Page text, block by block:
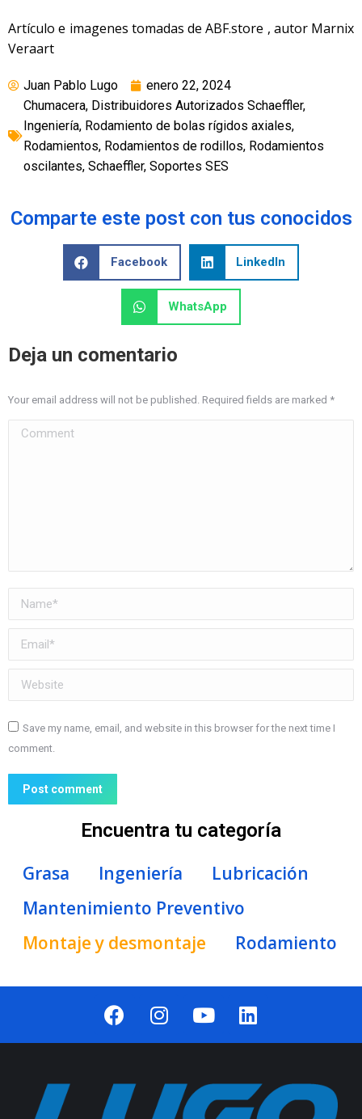
Artículo e imagenes tomadas de ABF.store , autor Marnix
Veraart
Juan Pablo Lugo
enero 22, 2024
Chumacera, Distribuidores Autorizados Schaeffler,
Ingeniería, Rodamiento de bolas rígidos axiales,
Rodamientos, Rodamientos de rodillos, Rodamientos
oscilantes, Schaeffler, Soportes SES
Comparte este post con tus conocidos
Facebook LinkedIn
WhatsApp
Deja un comentario
Your email address will not be published. Required fields are marked *
Comment
Name *
Email *
Website
Save my name, email, and website in this browser for the next time I
comment.
Post comment
Encuentra tu categoría
Grasa
Ingeniería
Lubricación
Mantenimiento Preventivo
Montaje y desmontaje
Rodamiento